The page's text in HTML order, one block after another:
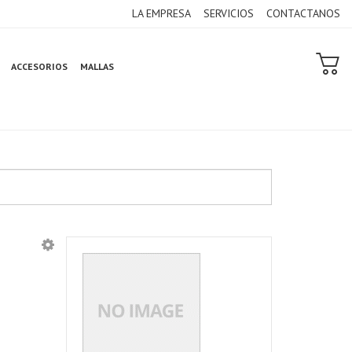
LA EMPRESA SERVICIOS CONTACTANOS
ACCESORIOS MALLAS